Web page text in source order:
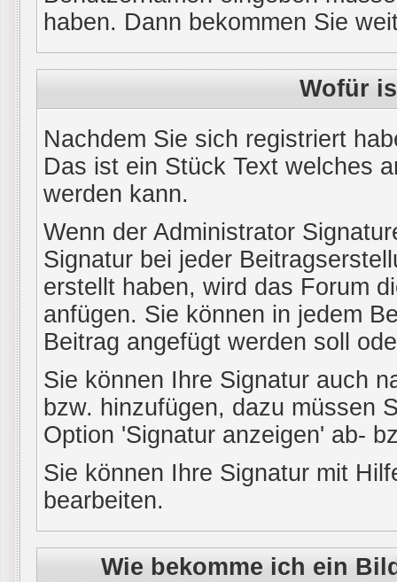
haben. Dann bekommen Sie
Wofür
Nachdem Sie sich registriert
Das ist ein Stück Text welches
werden kann.
Wenn der Administrator
Signatur bei jeder
erstellt haben, wird das Forum
anfügen. Sie können in jedem
Beitrag angefügt werden soll
Sie können Ihre Signatur auch
bzw. hinzufügen, dazu müssen
Option 'Signatur anzeigen' ab-
Sie können Ihre Signatur mit
bearbeiten.
Wie bekomme ich ein